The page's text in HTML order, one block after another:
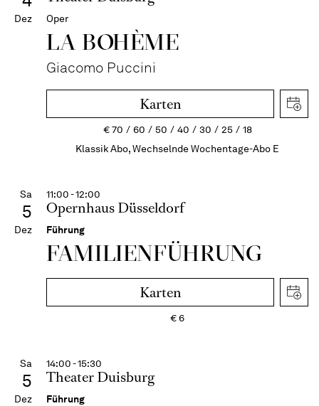
Dez Oper
LA BOHÈME
Giacomo Puccini
Karten
€70 60 50 40 30 25
18
Klassik Abo, Wechselnde Wochentage-Abo E
Sa
5
Dez
11:00 - 12:00
Opernhaus Düsseldorf
Führung
FAMI­LIEN­FÜH­RUNG
Karten
€6
Sa
5
Dez
14:00 - 15:30
Theater Duisburg
Führung